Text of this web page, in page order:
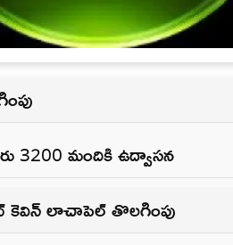
3200 మందికి ఉద్వాసన
కెవిన్ లాచాపెల్ తొలగింపు